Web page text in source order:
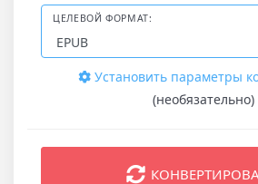
ЦЕЛЕВОЙ ФОРМАТ:
Установить параметры
(необязательно)